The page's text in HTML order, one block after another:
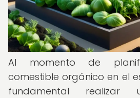
Al momento de
comestible orgánico en el
fundamental realizar